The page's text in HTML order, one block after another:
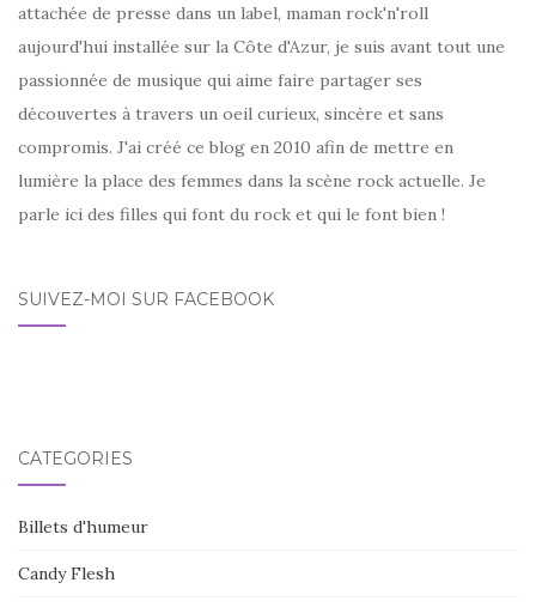
attachée de presse dans un label, maman rock'n'roll
aujourd'hui installée sur la Côte d'Azur, je suis avant tout une
passionnée de musique qui aime faire partager ses
découvertes à travers un oeil curieux, sincère et sans
compromis. J'ai créé ce blog en 2010 afin de mettre en
lumière la place des femmes dans la scène rock actuelle. Je
parle ici des filles qui font du rock et qui le font bien !
SUIVEZ-MOI SUR FACEBOOK
CATÉGORIES
Billets d'humeur
Candy Flesh